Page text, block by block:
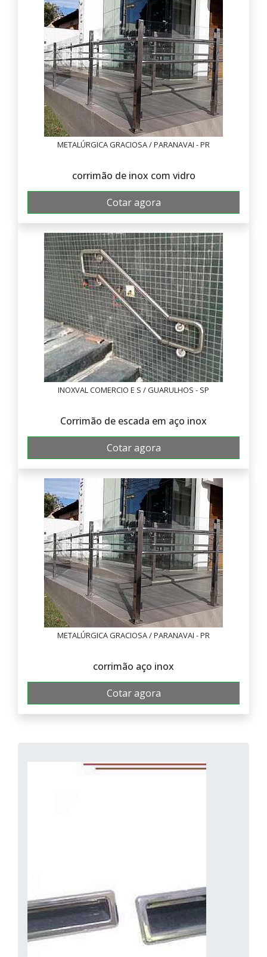
METALÚRGICA GRACIOSA / PARANAVAI - PR
corrimão de inox com vidro
Cotar agora
INOXVAL COMERCIO E S / GUARULHOS - SP
Corrimão de escada em aço inox
Cotar agora
METALÚRGICA GRACIOSA / PARANAVAI - PR
corrimão aço inox
Cotar agora